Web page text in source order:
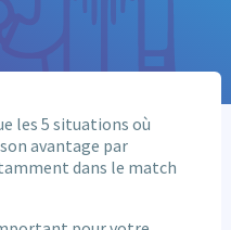
les 5 situations où
avantage par
dans le match